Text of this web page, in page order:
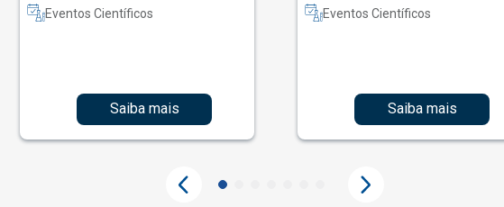
Vasculares
Eventos Científicos
Saiba mais
Hematologia Laboratorial
Eventos Científicos
Saiba mais